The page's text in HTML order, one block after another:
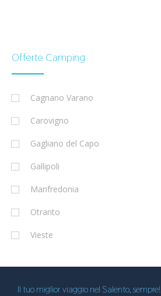
Offerte Camping
Cagnano Varano
Carovigno
Gagliano del Capo
Gallipoli
Manfredonia
Otranto
Vieste
Il tuo miglior viaggio nel Salento, sempre!